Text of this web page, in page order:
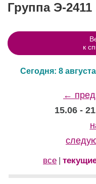
Группа Э-2411
к
Сегодня: 8
←
15.06 -
все